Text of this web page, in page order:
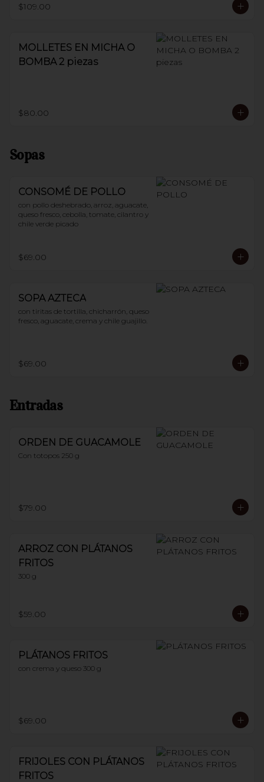
$109.00
MOLLETES EN MICHA O
BOMBA 2 piezas
$80.00
Sopas
CONSOMÉ DE POLLO
con pollo deshebrado, arroz, aguacate,
queso fresco, cebolla, tomate, cilantro y
chile verde picado
$69.00
SOPA AZTECA
con tiritas de tortilla, chicharrón, queso
fresco, aguacate, crema y chile guajillo.
$69.00
Entradas
ORDEN DE GUACAMOLE
Con totopos 250 g
$79.00
ARROZ CON PLÁTANOS
FRITOS
300 g
$59.00
PLÁTANOS FRITOS
con crema y queso 300 g
$69.00
FRIJOLES CON PLÁTANOS
FRITOS